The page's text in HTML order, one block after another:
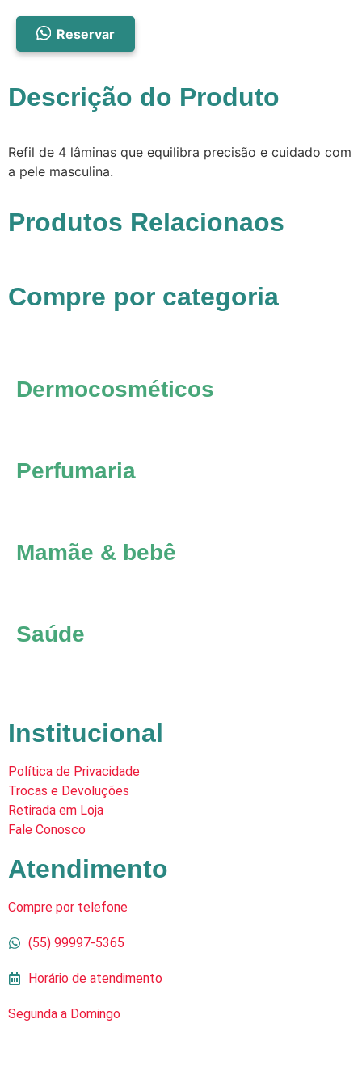
Reservar
Descrição do Produto
Refil de 4 lâminas que equilibra precisão e cuidado com
a pele masculina.
Produtos Relacionaos
Compre por categoria
Dermocosméticos
Perfumaria
Mamãe & bebê
Saúde
Institucional
Política de Privacidade
Trocas e Devoluções
Retirada em Loja
Fale Conosco
Atendimento
Compre por telefone
(55) 99997-5365
Horário de atendimento
Segunda a Domingo